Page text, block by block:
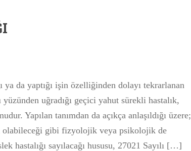
ya da yaptığı işin özelliğinden dolayı tekrarlanan
uğradığı geçici yahut sürekli hastalık,
Yapılan tanımdan da açıkça anlaşıldığı üzere;
olabileceği gibi fizyolojik veya psikolojik de
hastalığı sayılacağı hususu, 27021 Sayılı […]